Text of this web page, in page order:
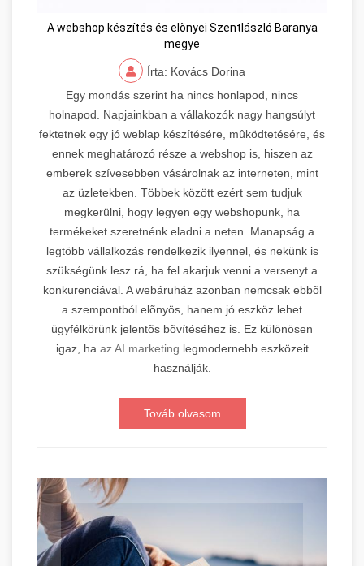
A webshop készítés és elõnyei Szentlászló Baranya
megye
Írta: Kovács Dorina
Egy mondás szerint ha nincs honlapod, nincs
holnapod. Napjainkban a vállakozók nagy hangsúlyt
fektetnek egy jó weblap készítésére, mûködtetésére, és
ennek meghatározó része a webshop is, hiszen az
emberek szívesebben vásárolnak az interneten, mint
az üzletekben. Többek között ezért sem tudjuk
megkerülni, hogy legyen egy webshopunk, ha
termékeket szeretnénk eladni a neten. Manapság a
legtöbb vállalkozás rendelkezik ilyennel, és nekünk is
szükségünk lesz rá, ha fel akarjuk venni a versenyt a
konkurenciával. A webáruház azonban nemcsak ebbõl
a szempontból elõnyös, hanem jó eszköz lehet
ügyfélkörünk jelentõs bõvítéséhez is. Ez különösen
igaz, ha az AI marketing legmodernebb eszközeit
használják.
Továb olvasom